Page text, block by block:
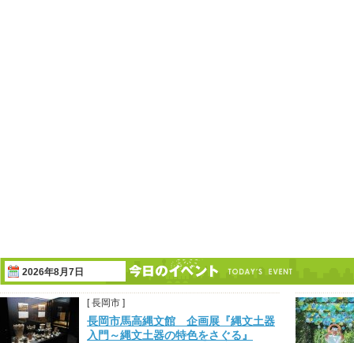
2026年8月7日
[ 長岡市 ]
長岡市馬高縄文館 企画展『縄文土器
入門～縄文土器の特色をさぐる』